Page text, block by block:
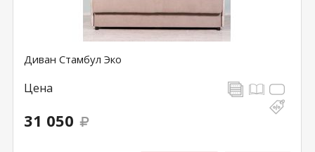
Диван Стамбул Эко
Цена
31 050